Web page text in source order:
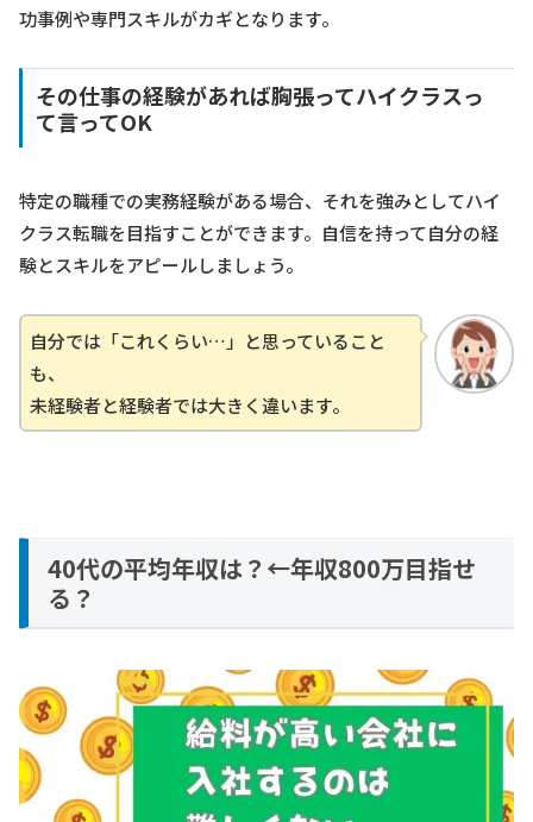
功事例や専門スキルがカギとなります。
その仕事の経験があれば胸張ってハイクラスっ
て言ってOK
特定の職種での実務経験がある場合、それを強みとしてハイ
クラス転職を目指すことができます。自信を持って自分の経
験とスキルをアピールしましょう。
自分では「これくらい…」と思っていること
も、
未経験者と経験者では大きく違います。
40代の平均年収は？←年収800万目指せ
る？